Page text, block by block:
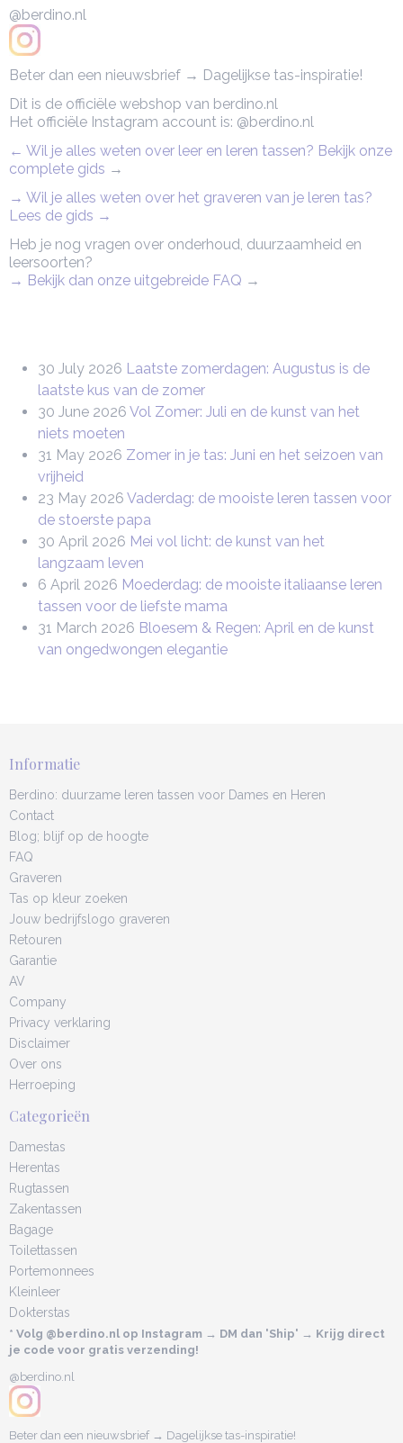
@berdino.nl
Beter dan een nieuwsbrief → Dagelijkse tas-inspiratie!
Dit is de officiële webshop van berdino.nl
Het officiële Instagram account is: @berdino.nl
← Wil je alles weten over leer en leren tassen? Bekijk onze
complete gids →
→ Wil je alles weten over het graveren van je leren tas?
Lees de gids →
Heb je nog vragen over onderhoud, duurzaamheid en
leersoorten?
→ Bekijk dan onze uitgebreide FAQ →
30 July 2026 Laatste zomerdagen: Augustus is de
laatste kus van de zomer
30 June 2026 Vol Zomer: Juli en de kunst van het
niets moeten
31 May 2026 Zomer in je tas: Juni en het seizoen van
vrijheid
23 May 2026 Vaderdag: de mooiste leren tassen voor
de stoerste papa
30 April 2026 Mei vol licht: de kunst van het
langzaam leven
6 April 2026 Moederdag: de mooiste italiaanse leren
tassen voor de liefste mama
31 March 2026 Bloesem & Regen: April en de kunst
van ongedwongen elegantie
Informatie
Berdino: duurzame leren tassen voor Dames en Heren
Contact
Blog; blijf op de hoogte
FAQ
Graveren
Tas op kleur zoeken
Jouw bedrijfslogo graveren
Retouren
Garantie
AV
Company
Privacy verklaring
Disclaimer
Over ons
Herroeping
Categorieën
Damestas
Herentas
Rugtassen
Zakentassen
Bagage
Toilettassen
Portemonnees
Kleinleer
Dokterstas
* Volg @berdino.nl op Instagram → DM dan 'Ship' → Krijg direct
je code voor gratis verzending!
@berdino.nl
Beter dan een nieuwsbrief → Dagelijkse tas-inspiratie!